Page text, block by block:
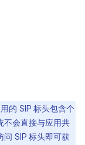
的 SIP 标头包含个
不会直接与应用共
SIP 标头即可获